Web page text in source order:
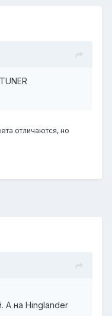
отличаются, но
А на Hinglander